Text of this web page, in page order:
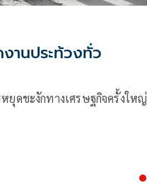
านประท้วงทั่ว
ยุดชะงักทางเศรษฐกิจครั้งใหญ่